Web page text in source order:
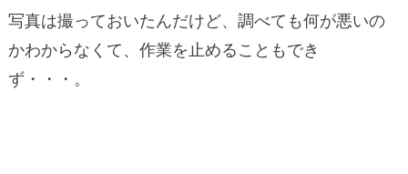
写真は撮っておいたんだけど、調べても何が悪いの
かわからなくて、作業を止めることもでき
ず・・・。